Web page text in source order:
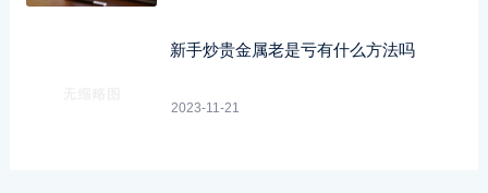
新手炒贵金属老是亏有什么方法吗
2023-11-21